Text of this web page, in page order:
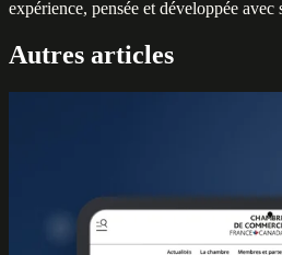
expérience, pensée et développée
Autres articles